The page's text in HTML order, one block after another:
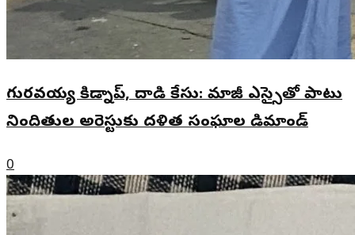
గురవయ్య కిడ్నాప్, దాడి కేసు: మాజీ ఎస్సైతో పాటు
నిందితుల అరెస్టుకు దళిత సంఘాల డిమాండ్
0